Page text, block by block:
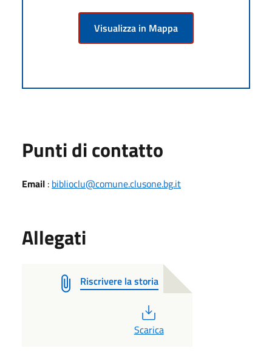
Visualizza in Mappa
Punti di contatto
Email : biblioclu@comune.clusone.bg.it
Allegati
Riscrivere la storia
Scarica